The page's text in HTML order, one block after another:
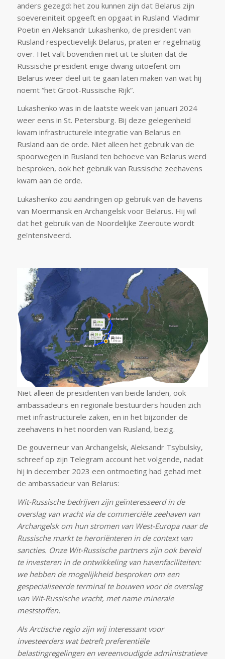
anders gezegd: het zou kunnen zijn dat Belarus zijn
soevereiniteit opgeeft en opgaat in Rusland. Vladimir
Poetin en Aleksandr Lukashenko, de president van
Rusland respectievelijk Belarus, praten er regelmatig
over. Het valt bovendien niet uit te sluiten dat de
Russische president enige dwang uitoefent om
Belarus weer deel uit te gaan laten maken van wat hij
noemt “het Groot-Russische Rijk”.
Lukashenko was in de laatste week van januari 2024
weer eens in St. Petersburg. Bij deze gelegenheid
kwam infrastructurele integratie van Belarus en
Rusland aan de orde. Niet alleen het gebruik van de
spoorwegen in Rusland ten behoeve van Belarus werd
besproken, ook het gebruik van Russische zeehavens
kwam aan de orde.
Lukashenko zou aandringen op gebruik van de havens
van Moermansk en Archangelsk voor Belarus. Hij wil
dat het gebruik van de Noordelijke Zeeroute wordt
geïntensiveerd.
Niet alleen de presidenten van beide landen, ook
ambassadeurs en regionale bestuurders houden zich
met infrastructurele zaken, en in het bijzonder de
zeehavens in het noorden van Rusland, bezig.
De gouverneur van Archangelsk, Aleksandr Tsybulsky,
schreef op zijn Telegram account het volgende, nadat
hij in december 2023 een ontmoeting had gehad met
de ambassadeur van Belarus:
Wit-Russische bedrijven zijn geïnteresseerd in de
overslag van vracht via de commerciële zeehaven van
Archangelsk om hun stromen van West-Europa naar de
Russische markt te heroriënteren in de context van
sancties. Onze Wit-Russische partners zijn ook bereid
te investeren in de ontwikkeling van havenfaciliteiten:
we hebben de mogelijkheid besproken om een
gespecialiseerde terminal te bouwen voor de overslag
van Wit-Russische vracht, met name minerale
meststoffen.
Als Arctische regio zijn wij interessant voor
investeerders wat betreft preferentiële
belastingregelingen en vereenvoudigde administratieve